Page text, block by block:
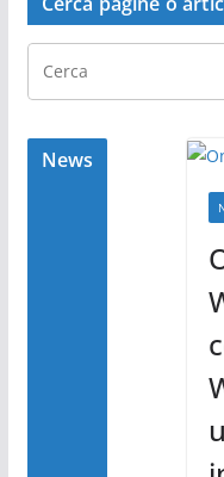
c
e
b
o
o
itt
er
n
di
vi
di
News